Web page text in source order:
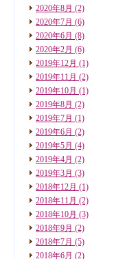
2020年8月 (2)
2020年7月 (6)
2020年6月 (8)
2020年2月 (6)
2019年12月 (1)
2019年11月 (2)
2019年10月 (1)
2019年8月 (2)
2019年7月 (1)
2019年6月 (2)
2019年5月 (4)
2019年4月 (2)
2019年3月 (3)
2018年12月 (1)
2018年11月 (2)
2018年10月 (3)
2018年9月 (2)
2018年7月 (5)
2018年6月 (2)